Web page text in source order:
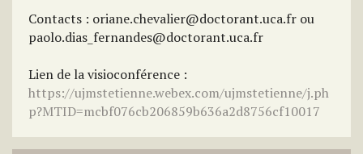
Contacts : oriane.chevalier@doctorant.uca.fr ou
paolo.dias_fernandes@doctorant.uca.fr
Lien de la visioconférence :
https://ujmstetienne.webex.com/ujmstetienne/j.ph
p?MTID=mcbf076cb206859b636a2d8756cf10017